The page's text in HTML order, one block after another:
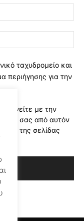
ταχυδρομείο και
περιήγησης για την
με την
σας από αυτόν
της σελίδας